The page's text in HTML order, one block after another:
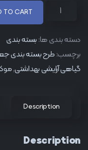
TO CART
دسته بندی ها: بسته بندی
برچسب: طرح بسته بندی
گیاهی آرایشی بهداشتی,
Description
Description